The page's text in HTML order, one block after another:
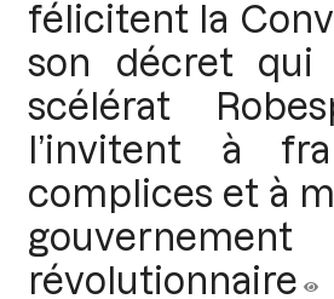
félicitent la
son décret qui
scélérat
l’invitent à
complices et à
gouvernement
révolutionnaire